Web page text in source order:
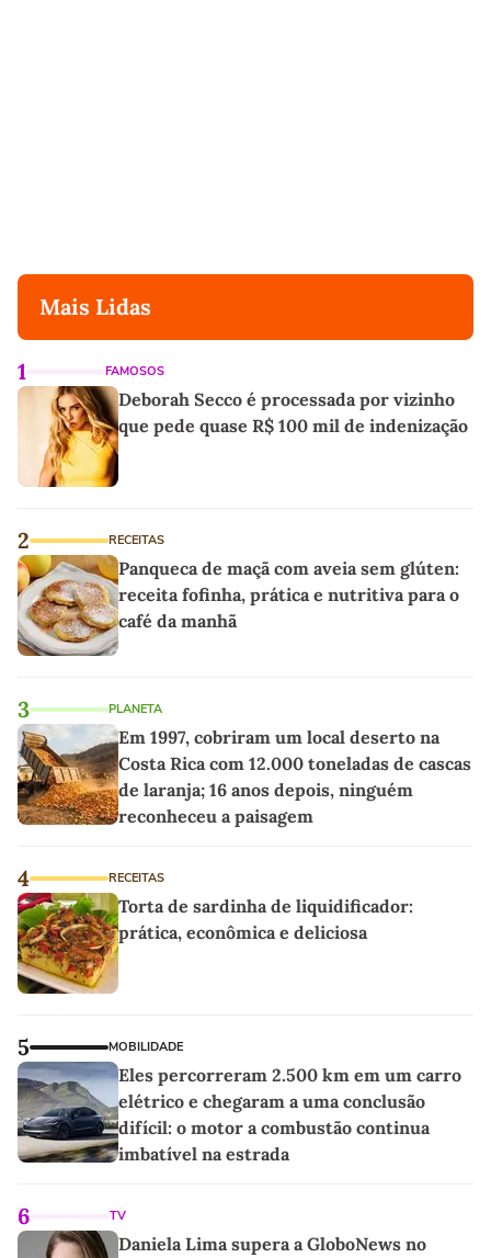
Mais Lidas
1 FAMOSOS
Deborah Secco é processada por vizinho
que pede quase R$ 100 mil de indenização
2 RECEITAS
Panqueca de maçã com aveia sem glúten:
receita fofinha, prática e nutritiva para o
café da manhã
3 PLANETA
Em 1997, cobriram um local deserto na
Costa Rica com 12.000 toneladas de cascas
de laranja; 16 anos depois, ninguém
reconheceu a paisagem
4 RECEITAS
Torta de sardinha de liquidificador:
prática, econômica e deliciosa
5 MOBILIDADE
Eles percorreram 2.500 km em um carro
elétrico e chegaram a uma conclusão
difícil: o motor a combustão continua
imbatível na estrada
6 TV
Daniela Lima supera a GloboNews no